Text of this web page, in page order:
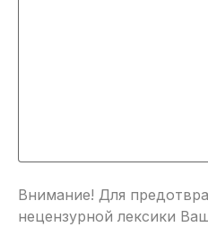
Внимание! Для
нецензурной лексики